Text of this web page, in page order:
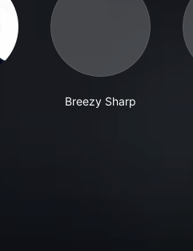
Breezy Sharp